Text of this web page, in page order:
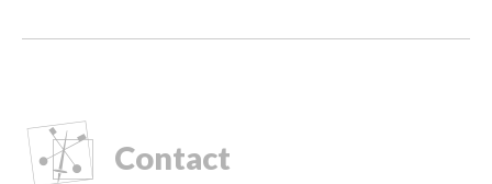
Contact